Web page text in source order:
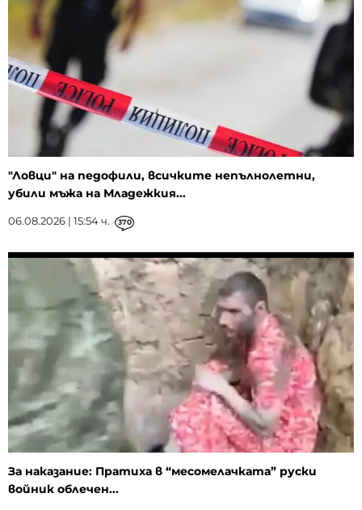
"Ловци" на педофили, всичките непълнолетни,
убили мъжа на Младежкия...
06.08.2026 | 15:54 ч. 370
За наказание: Пратиха в “месомелачката” руски
войник облечен...